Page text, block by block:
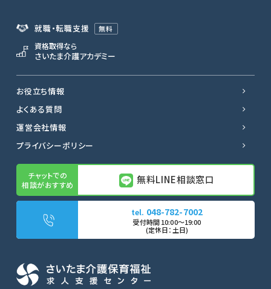
無料LINE相談窓口
就職・転職支援 無料
資格取得なら
さいたま介護アカデミー
お役立ち情報
よくある質問
運営会社情報
プライバシーポリシー
無料LINE相談窓口
048-782-7002